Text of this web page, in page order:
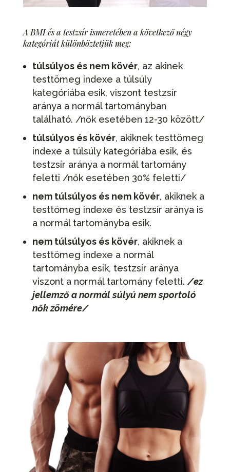
A BMI és a testzsír ismeretében a következő négy
kategóriát különböztetjük meg:
túlsúlyos és nem kövér, az akinek
testtömeg indexe a túlsúly
kategóriába esik, viszont testzsír
aránya a normál tartományban
található. /nők esetében 12-30 között/
túlsúlyos és kövér, akiknek testtömeg
indexe a túlsúly kategóriába esik, és
testzsír aránya a normál tartomány
feletti /nők esetében 30% feletti/
nem túlsúlyos és nem kövér, akiknek a
testtömeg indexe és testzsír aránya is
a normál tartományba esik.
nem túlsúlyos és kövér, akiknek a
testtömeg indexe a normál
tartományba esik, testzsír aránya
viszont a normál tartomány feletti./ez
jellemző a normál súlyú nem sportoló
nők zömére/